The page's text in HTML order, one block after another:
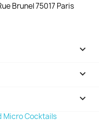
Brunel 75017 Paris


keyboard_arrow_down
Micro Cocktails